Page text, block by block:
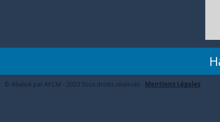
© Réalisé par AFCM - 2023 Tous droits réservés - Mentions Légales